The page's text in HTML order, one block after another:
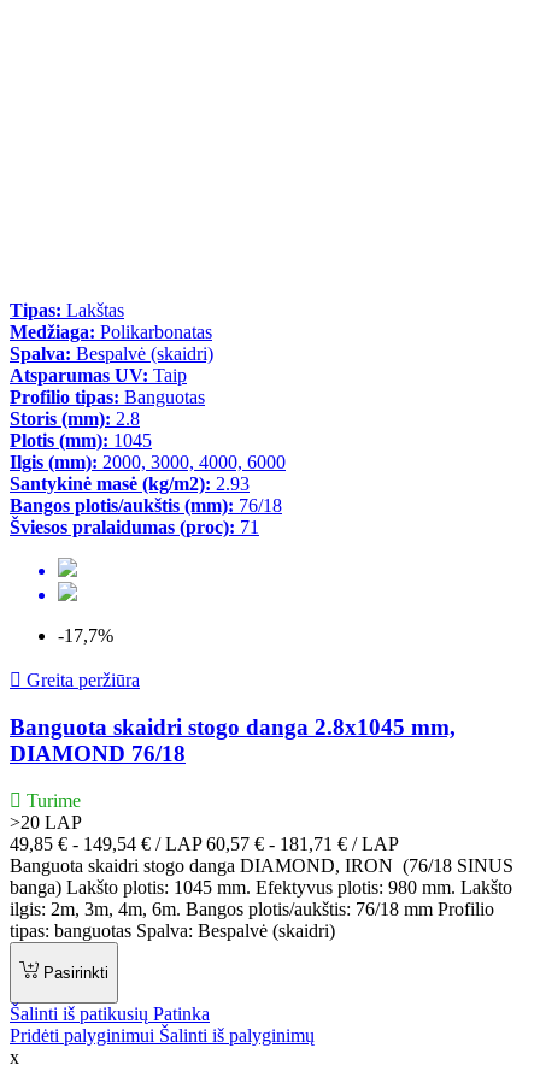
Tipas: Lakštas
Medžiaga: Polikarbonatas
Spalva: Bespalvė (skaidri)
Atsparumas UV: Taip
Profilio tipas: Banguotas
Storis (mm): 2.8
Plotis (mm): 1045
Ilgis (mm): 2000, 3000, 4000, 6000
Santykinė masė (kg/m2): 2.93
Bangos plotis/aukštis (mm): 76/18
Šviesos pralaidumas (proc): 71
-17,7%
 Greita peržiūra
Banguota skaidri stogo danga 2.8x1045 mm,
DIAMOND 76/18
Turime
>20 LAP
Kaina
49,85 € - 149,54 € / LAP60,57 € - 181,71 € / LAP
Banguota skaidri stogo danga DIAMOND, IRON (76/18 SINUS
banga) Lakšto plotis: 1045 mm. Efektyvus plotis: 980 mm. Lakšto
ilgis: 2m, 3m, 4m, 6m. Bangos plotis/aukštis: 76/18 mm Profilio
tipas: banguotas Spalva: Bespalvė (skaidri)
Pasirinkti
Šalinti iš patikusių Patinka
Pridėti palyginimui Šalinti iš palyginimų
x